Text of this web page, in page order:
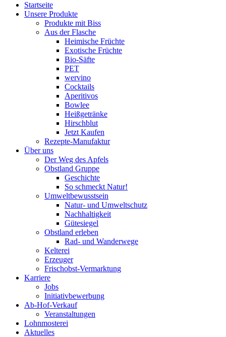
Startseite
Unsere Produkte
Produkte mit Biss
Aus der Flasche
Heimische Früchte
Exotische Früchte
Bio-Säfte
PET
wervino
Cocktails
Aperitivos
Bowlee
Heißgetränke
Hirschblut
Jetzt Kaufen
Rezepte-Manufaktur
Über uns
Der Weg des Apfels
Obstland Gruppe
Geschichte
So schmeckt Natur!
Umweltbewusstsein
Natur- und Umweltschutz
Nachhaltigkeit
Gütesiegel
Obstland erleben
Rad- und Wanderwege
Kelterei
Erzeuger
Frischobst-Vermarktung
Karriere
Jobs
Initiativbewerbung
Ab-Hof-Verkauf
Veranstaltungen
Lohnmosterei
Aktuelles